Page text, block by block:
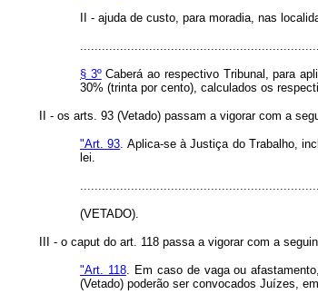
II - ajuda de custo, para moradia, nas
§ 3ºCaberá ao respectivo Tribunal, para
30% (trinta por cento), calculados os
II - os arts. 93 (Vetado) passam a vigorar com a
"Art. 93. Aplica-se à Justiça do Trabalho,
lei.
(VETADO).
III - o caput do art. 118 passa a vigorar com a
"Art. 118. Em caso de vaga ou
(Vetado) poderão ser convocados Juízes,